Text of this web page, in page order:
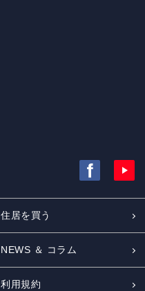
住居を買う
NEWS ＆ コラム
利用規約